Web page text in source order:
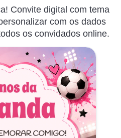
Convite digital com tema
com os dados
os convidados online.